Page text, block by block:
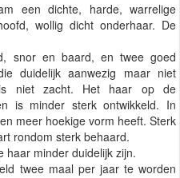
een dichte, harde, warrelige
wollig dicht onderhaar. De
snor en baard, en twee goed
duidelijk aanwezig maar niet
niet zacht. Het haar op de
is minder sterk ontwikkeld. In
meer hoekige vorm heeft. Sterk
rondom sterk behaard.
haar minder duidelijk zijn.
twee maal per jaar te worden